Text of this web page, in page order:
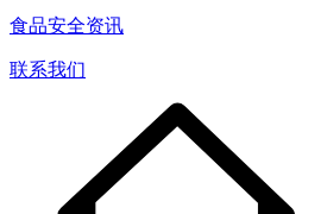
食品安全资讯
联系我们